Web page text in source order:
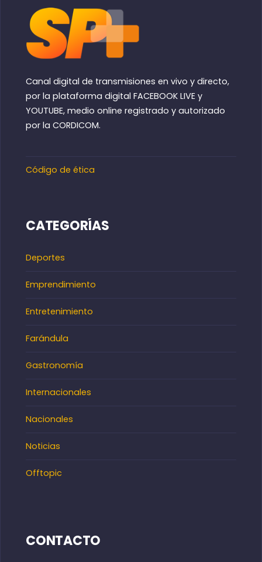
Canal digital de transmisiones en vivo y directo,
por la plataforma digital FACEBOOK LIVE y
YOUTUBE, medio online registrado y autorizado
por la CORDICOM.
Código de ética
CATEGORÍAS
Deportes
Emprendimiento
Entretenimiento
Farándula
Gastronomía
Internacionales
Nacionales
Noticias
Offtopic
CONTACTO